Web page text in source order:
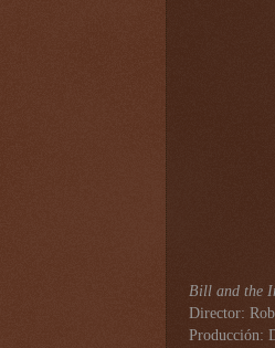
Bill and the
Director:
Producción: